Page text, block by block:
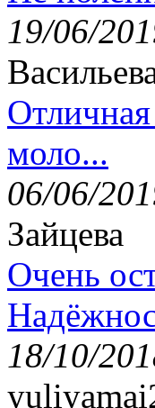
19/06/
моло...
06/06/
Зайцева
Очень
18/10/